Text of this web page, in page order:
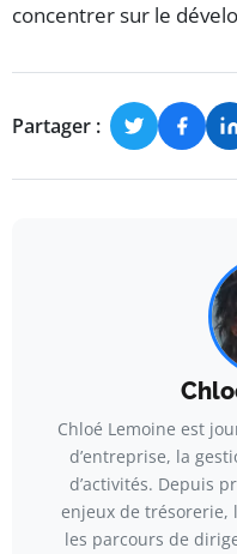
concentrer sur le
Partager :
Chloé Lemoine est
d’entreprise, la
d’activités. Depuis
enjeux de trésorerie,
les parcours de